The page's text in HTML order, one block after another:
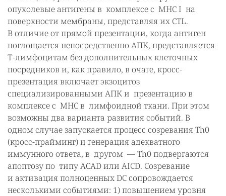
опухолевые антигены в комплексе с MHC I на
поверхности мембраны, представляя их CTL.
В отличие от прямой презентации, когда антиген
поглощается непосредственно АПК, представляется
Т-лимфоцитам без дополнительных клеточных
посредников и, как правило, в очаге, кросс-
презентация включает экзоцитоз
специализированными АПК и презентацию в
комплексе с MHC в лимфоидной ткани. При этом
возможны два варианта развития событий. В
одном случае запускается процесс созревания Th0
(кросс-прайминг) и генерация адекватного
иммунного ответа, в другом — Th0 подвергаются
апоптозу по типу ACAD или AICD. Созревание
и активация полноценных DC сопровождается
несколькими событиями: 1) повышением уровня